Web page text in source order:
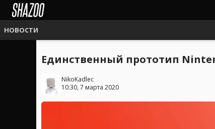
НОВОСТИ
Единственный прототип
NikoKadlec
10:30, 7 марта 2020